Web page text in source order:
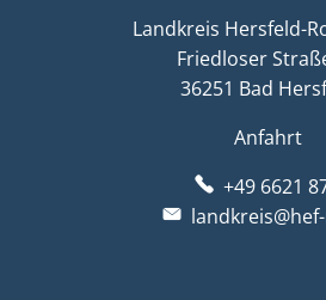
Landkreis Hersfeld-
Friedloser
36251 Bad
Anfahrt
+49 6621